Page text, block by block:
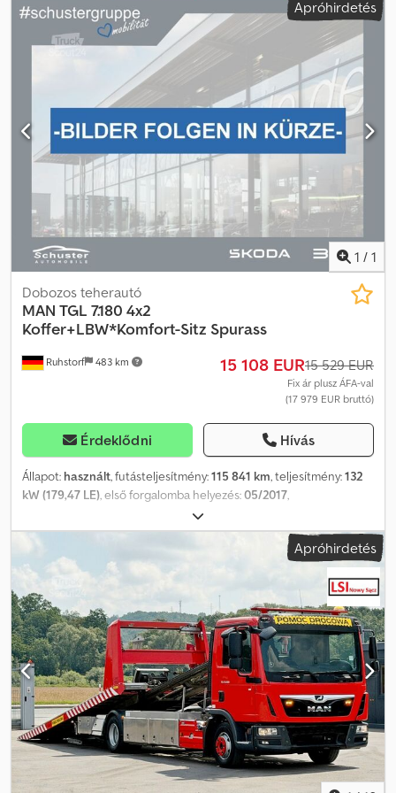
garancia, gondtalan csomag stb. külön kerülnek felszámításra. *A
legnagyobb gondosság ellenére is előfordulhatnak hirdetési
hibák, ezért ezekért felelősséget nem vállalunk! Beviteli hibák,
időközbeni értékesítés és tévedés jogát fenntartjuk. A
felszereltségre és fogyasztásra vonatkozó adatok a VIN-adatok
DAT SilverDAT rendszerén keresztül történő lekérdezésén
alapulnak. A VIN-adatok nem képezik a szerződés részét.
*Újautóink: A gyártói követelmények miatt előfordulhat, hogy a
járművek már rendelkeznek napijellegű vagy rövid távú
forgalomba helyezéssel, vagy értékesítés előtt még megkapják
azt.* ... A változtatás, előzetes értékesítés és tévedés jogát
fenntartjuk. Csdpfjw Dafhox Ai Aeha
Apróhirdetés
1 / 1
Ruhstorf 483 km
Dobozos teherautó
MAN TGL 7.180 4x2
Koffer+LBW*Komfort-Sitz Spurass
15 108 EUR15 529 EUR
Fix ár plusz ÁFA-val
(17 979 EUR bruttó)
Érdeklődni Hívás
Állapot: használt, futásteljesítmény:115 841 km, teljesítmény:132
kW (179,47 LE) , első forgalomba helyezés:05/2017
, üzemanyag:
osztály:Euro 6, Gyártási év:2017, Felszereltség:ABS, elektronikus
stabilitásprogram (ESP), emelőhátfal, fedélzeti számítógép,
immobilizerrendszer, kipörgésgátló, sűrített levegős fék,
teherautó regisztráció
, * További 1500 járművet talál
honlapunkon, lízing és finanszírozás akár önerő nélkül is
lehetséges! *Áraink azonnali készpénzes átvételre vonatkoznak,
azaz a kiegészítő munkák, mint például vonóhorog utólagos
beszerelése, második garnitúra gumiabroncs, szerviz, garancia,
gondtalan csomag stb. külön kerülnek felszámításra. *A
legnagyobb gondosság ellenére is előfordulhatnak hirdetési
hibák, ezért ezekért felelősséget nem vállalunk! Beviteli hibák,
időközbeni értékesítés és tévedés jogát fenntartjuk. A
felszereltségre és fogyasztásra vonatkozó adatok a VIN-adatok
DAT SilverDAT rendszerén keresztül történő lekérdezésén
Apróhirdetés